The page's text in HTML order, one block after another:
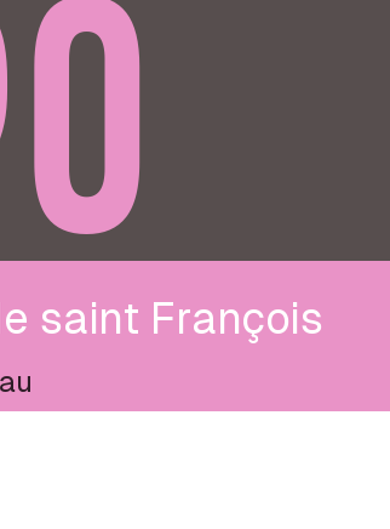
saint François